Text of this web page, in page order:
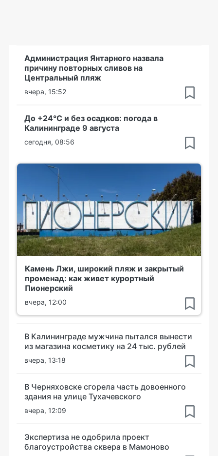
Администрация Янтарного назвала
причину повторных сливов на
Центральный пляж
вчера, 15:52
До +24°С и без осадков: погода в
Калининграде 9 августа
сегодня, 08:56
Камень Лжи, широкий пляж и закрытый
променад: как живет курортный
Пионерский
вчера, 12:00
В Калининграде мужчина пытался вынести
из магазина косметику на 24 тыс. рублей
вчера, 13:18
В Черняховске сгорела часть довоенного
здания на улице Тухачевского
вчера, 12:09
Экспертиза не одобрила проект
благоустройства сквера в Мамоново